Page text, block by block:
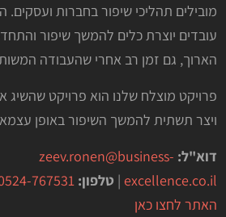
מובילים תהליכי שיפור בחברות ועסקים.
עובדים יוצרת כלים להמשך שיפור
הארוך, גם זמן רב אחרי שהעבודה
פרויקט מוצלח שלנו הוא פרויקט שהשיג
ויצר תשתית להמשך השיפור באופן
דוא"ל: zeev.ronen@business-
excellence.co.il
| טלפון: 767531
האתר לחצו כאן